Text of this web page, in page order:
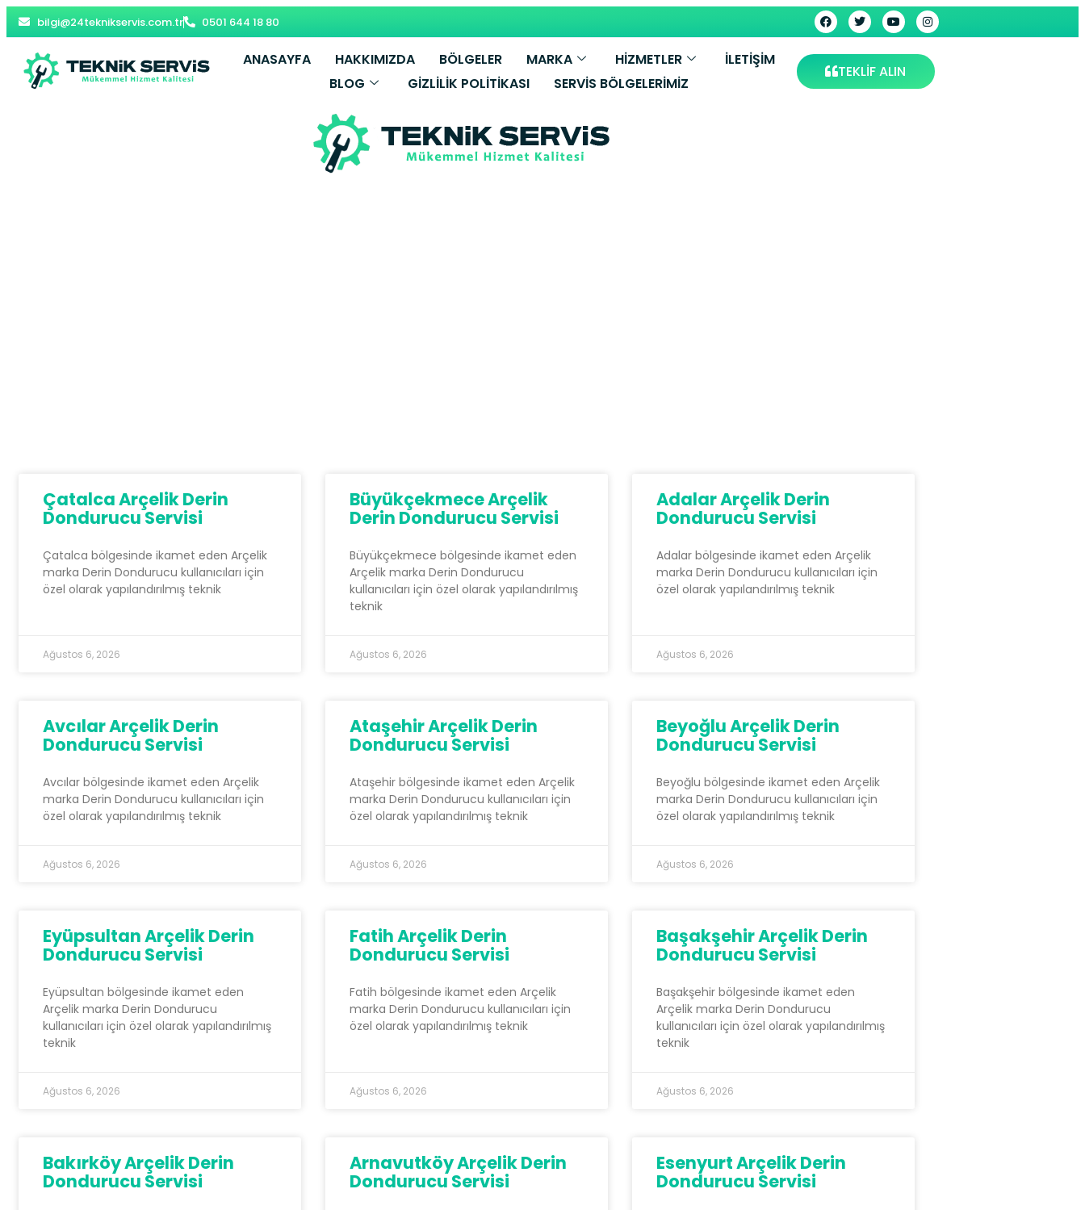
bilgi@24teknikservis.com.tr 0501 644 18 80
ANASAYFA HAKKIMIZDA BÖLGELER MARKA HİZMETLER
İLETIŞIM
BLOG
GIZLILIK POLITIKASI SERVIS BÖLGELERIMIZ
TEKLİF ALIN
Çatalca Arçelik Derin
Dondurucu Servisi
Çatalca bölgesinde ikamet eden Arçelik
marka Derin Dondurucu kullanıcıları için
özel olarak yapılandırılmış teknik
Ağustos 6, 2026
Büyükçekmece Arçelik
Derin Dondurucu Servisi
Büyükçekmece bölgesinde ikamet eden
Arçelik marka Derin Dondurucu
kullanıcıları için özel olarak yapılandırılmış
teknik
Ağustos 6, 2026
Adalar Arçelik Derin
Dondurucu Servisi
Adalar bölgesinde ikamet eden Arçelik
marka Derin Dondurucu kullanıcıları için
özel olarak yapılandırılmış teknik
Ağustos 6, 2026
Avcılar Arçelik Derin
Dondurucu Servisi
Avcılar bölgesinde ikamet eden Arçelik
marka Derin Dondurucu kullanıcıları için
özel olarak yapılandırılmış teknik
Ağustos 6, 2026
Ataşehir Arçelik Derin
Dondurucu Servisi
Ataşehir bölgesinde ikamet eden Arçelik
marka Derin Dondurucu kullanıcıları için
özel olarak yapılandırılmış teknik
Ağustos 6, 2026
Beyoğlu Arçelik Derin
Dondurucu Servisi
Beyoğlu bölgesinde ikamet eden Arçelik
marka Derin Dondurucu kullanıcıları için
özel olarak yapılandırılmış teknik
Ağustos 6, 2026
Eyüpsultan Arçelik Derin
Dondurucu Servisi
Eyüpsultan bölgesinde ikamet eden
Arçelik marka Derin Dondurucu
kullanıcıları için özel olarak yapılandırılmış
teknik
Ağustos 6, 2026
Fatih Arçelik Derin
Dondurucu Servisi
Fatih bölgesinde ikamet eden Arçelik
marka Derin Dondurucu kullanıcıları için
özel olarak yapılandırılmış teknik
Ağustos 6, 2026
Başakşehir Arçelik Derin
Dondurucu Servisi
Başakşehir bölgesinde ikamet eden
Arçelik marka Derin Dondurucu
kullanıcıları için özel olarak yapılandırılmış
teknik
Ağustos 6, 2026
Bakırköy Arçelik Derin
Dondurucu Servisi
Arnavutköy Arçelik Derin
Dondurucu Servisi
Esenyurt Arçelik Derin
Dondurucu Servisi